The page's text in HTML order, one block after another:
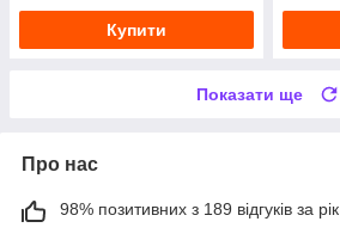
Купити
Показати ще
Про нас
98% позитивних з 189 відгуків за рік